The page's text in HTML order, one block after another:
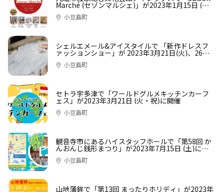
Marché (セゾンマルシェ)」が2023年1月15日 (日)
に開催小豆島町
シェルエメール&アイスタイルで 「新作ドレスフ
ァッションショー」が 2023年3月21日(火)、26日
(日)に開催
小豆島町
セトラ宇多津で「ワールドグルメキッチンカーフ
ェス」が2023年3月21日 (火・祝)に開催
小豆島町
観音寺市にあるハイスタッフホールで「第58回 か
んおんじ銭形まつり」が2023年7月15日 (土)に開
催 小豆島町
山地蒲鉾で「第13回 まったりホリディ」が2023年